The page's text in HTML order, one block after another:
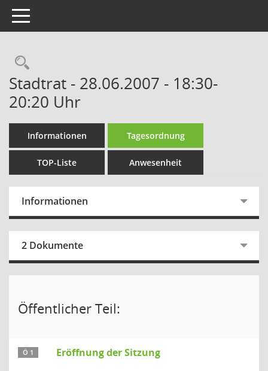
Toggle navigation
Rechercheauswahl
Stadtrat - 28.06.2007 - 18:30-
20:20 Uhr
Informationen Tagesordnung
TOP-Liste Anwesenheit
Informationen
2 Dokumente
Öffentlicher Teil:
Ö 1 Eröffnung der Sitzung